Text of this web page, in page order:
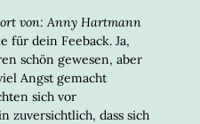
von: Anny Hartmann
für dein Feeback. Ja,
schön gewesen, aber
Angst gemacht
sich vor
zuversichtlich, dass sich